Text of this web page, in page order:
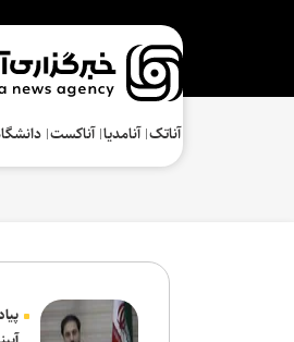
آناتک آنامدیا آناکست